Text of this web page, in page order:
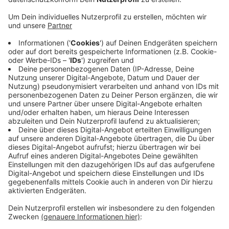
Mittwoch, 05.08.2020 16:08
Deswegen wird die Stadt ab nächsten Mittwoch (12.
August) verstärkt Raser und Falschparker rund um
Schulen kontrollieren. Gerade überhöhte
Geschwindigkeit sorgen für viele Unfälle mit Kindern,
heißt es. Wer außerdem sein Auto im Halteverbot
abstellt, behindert die Sicht der Schüler. Auch dies
kann fatale Folgen haben. Bei Kontrollen im
vergangenen Sommer wurden an den Schulen über
1.200 Autofahrer erwischt.
Anzeige